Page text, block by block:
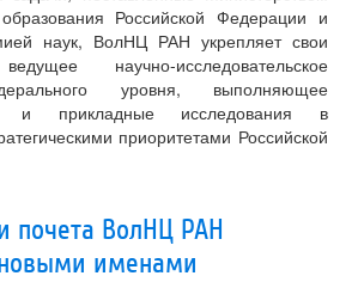
Российской Федерации и
наук, ВолНЦ РАН укрепляет свои
научно-исследовательское
уровня, выполняющее
и прикладные исследования в
приоритетами Российской
почета ВолНЦ РАН
именами